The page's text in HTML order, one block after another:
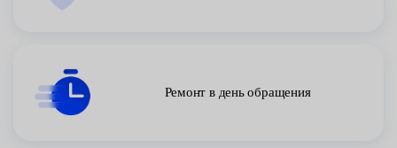
Ремонт в день обращения